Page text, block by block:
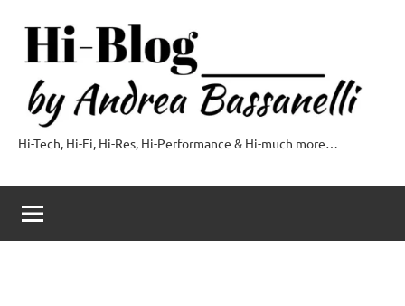
contenuto
Hi-
Blog
by
Hi-Tech, Hi-Fi, Hi-Res, Hi-Performance & Hi-much more…